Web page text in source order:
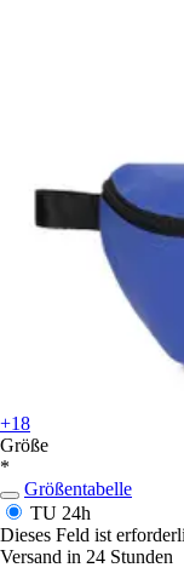
+18
Größe
*
Größentabelle
TU 24h
Dieses Feld ist
Versand in 24 Stunden